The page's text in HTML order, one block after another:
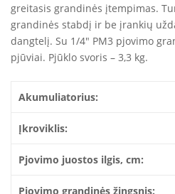
greitasis grandinės įtempimas.
grandinės stabdį ir be įrankių
dangtelį. Su 1/4″ PM3 pjovimo
pjūviai. Pjūklo svoris – 3,3 kg.
Akumuliatorius:
Įkroviklis:
Pjovimo juostos ilgis, cm:
Pjovimo grandinės žingsnis: